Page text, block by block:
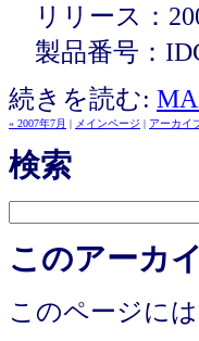
リリース：
製品番号：
続きを読む:
« 2007年7月 | メインページ | アーカイ
検索
このアーカ
このページには